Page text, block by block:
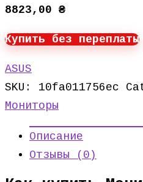
8823,00 ₴
Купить без переплаты
ASUS
SKU: 10fa011756ec
Мониторы
Описание
Отзывы (0)